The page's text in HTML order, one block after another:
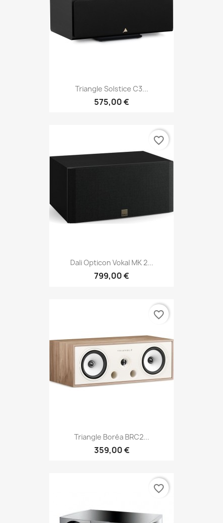
Triangle Solstice C3...
575,00 €
Dali Opticon Vokal MK 2...
799,00 €
favorite_border
Triangle Boréa BRC2...
359,00 €
favorite_border
favorite_border